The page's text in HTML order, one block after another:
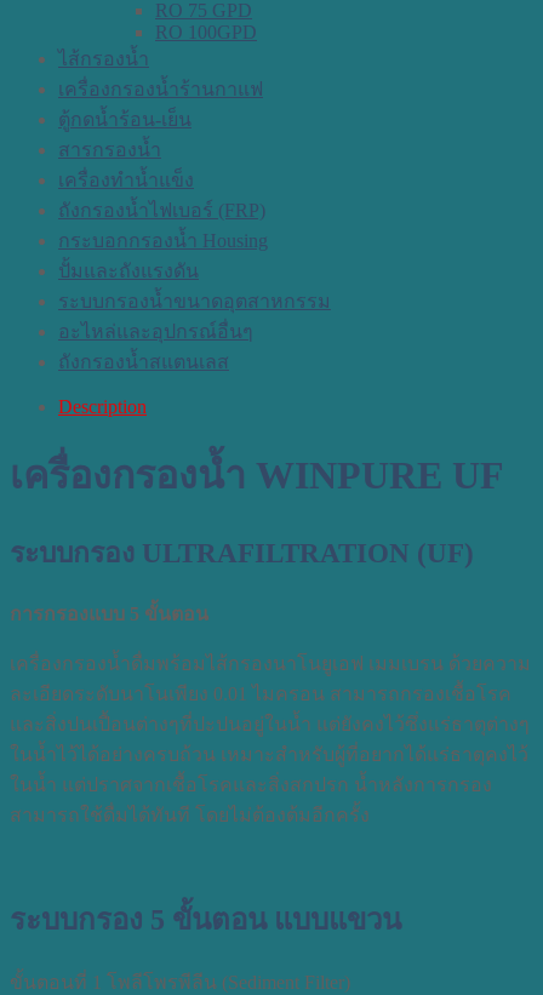
RO 75 GPD
RO 100GPD
ไส้กรองน้ำ
เครื่องกรองน้ำร้านกาแฟ
ตู้กดน้ำร้อน-เย็น
สารกรองน้ำ
เครื่องทำน้ำแข็ง
ถังกรองน้ำไฟเบอร์ (FRP)
กระบอกกรองน้ำ Housing
ปั้มและถังแรงดัน
ระบบกรองน้ำขนาดอุตสาหกรรม
อะไหล่และอุปกรณ์อื่นๆ
ถังกรองน้ำสแตนเลส
Description
เครื่องกรองน้ำ WINPURE UF
ระบบกรอง ULTRAFILTRATION (UF)
การกรองแบบ 5 ขั้นตอน
เครื่องกรองน้ำดื่มพร้อมไส้กรองนาโนยูเอฟ เมมเบรน ด้วยความ
ละเอียดระดับนาโนเพียง 0.01 ไมครอน สามารถกรองเชื้อโรค
และสิ่งปนเปื้อนต่างๆที่ปะปนอยู่ในน้ำ แต่ยังคงไว้ซึ่งแร่ธาตุต่างๆ
ในน้ำไว้ได้อย่างครบถ้วน เหมาะสำหรับผู้ที่อยากได้แร่ธาตุคงไว้
ในน้ำ แต่ปราศจากเชื้อโรคและสิ่งสกปรก น้ำหลังการกรอง
สามารถใช้ดื่มได้ทันที โดยไม่ต้องต้มอีกครั้ง
ระบบกรอง 5 ขั้นตอน แบบแขวน
ขั้นตอนที่ 1 โพลีโพรพีลีน (Sediment Filter)